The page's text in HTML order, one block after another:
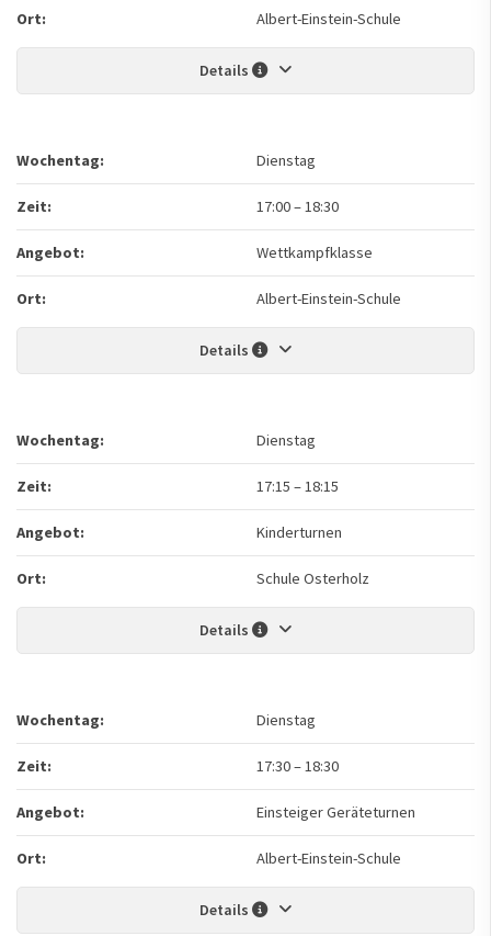
Ort: Albert-Einstein-Schule
Details
Wochentag: Dienstag
Zeit: 17:00–18:30
Angebot: Wettkampfklasse
Ort: Albert-Einstein-Schule
Details
Wochentag: Dienstag
Zeit: 17:15 –18:15
Angebot: Kinderturnen
Ort: Schule Osterholz
Details
Wochentag: Dienstag
Zeit: 17:30–18:30
Angebot: Einsteiger Geräteturnen
Ort: Albert-Einstein-Schule
Details